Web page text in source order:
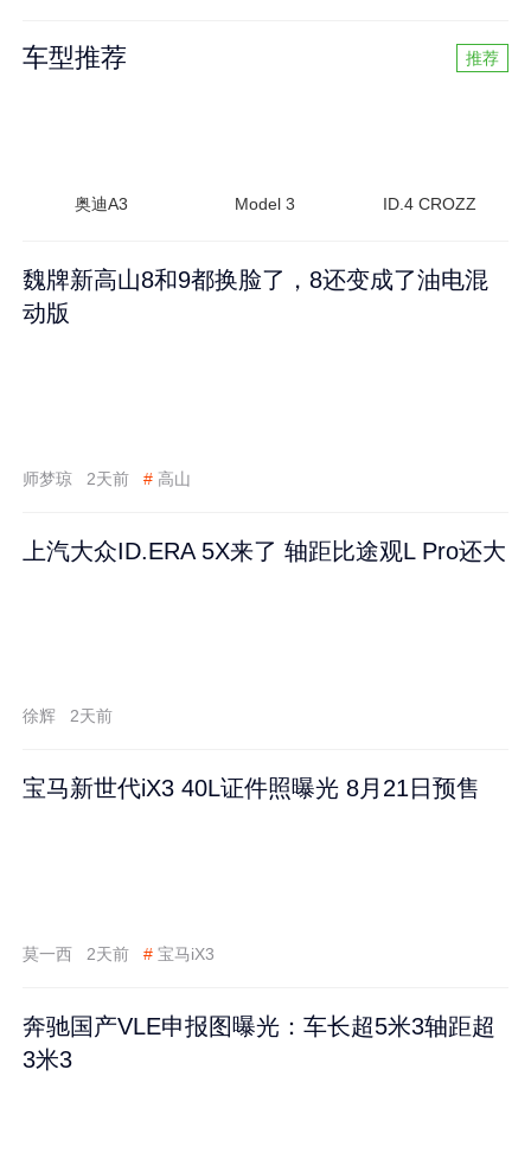
车型推荐 推荐
奥迪A3 Model 3 ID.4 CROZZ
魏牌新高山8和9都换脸了，8还变成了油电混
动版
师梦琼 2天前 # 高山
上汽大众ID.ERA 5X来了 轴距比途观L Pro还大
徐辉 2天前
宝马新世代iX3 40L证件照曝光 8月21日预售
莫一西 2天前 # 宝马iX3
奔驰国产VLE申报图曝光：车长超5米3轴距超
3米3